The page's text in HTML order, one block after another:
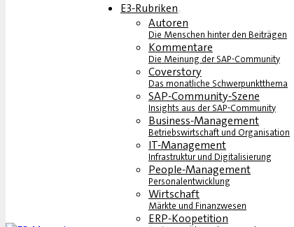
E3-Rubriken
Autoren
Die Menschen hinter den Beiträgen
Kommentare
Die Meinung der SAP-Community
Coverstory
Das monatliche Schwerpunktthema
SAP-Community-Szene
Insights aus der SAP-Community
Business-Management
Betriebswirtschaft und Organisation
IT-Management
Infrastruktur und Digitalisierung
People-Management
Personalentwicklung
Wirtschaft
Märkte und Finanzwesen
ERP-Koopetition